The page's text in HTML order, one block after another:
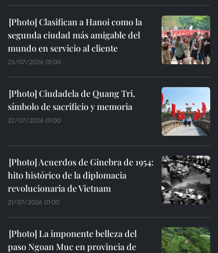
Clasifican a Hanoi como la
segunda ciudad más amigable del
mundo en servicio al cliente
23/07/2026 01:00
Ciudadela de Quang Tri,
símbolo de sacrificio y memoria
22/07/2026 01:00
Acuerdos de Ginebra de 1954:
hito histórico de la diplomacia
revolucionaria de Vietnam
21/07/2026 01:00
La imponente belleza del
paso Ngoan Muc en provincia de